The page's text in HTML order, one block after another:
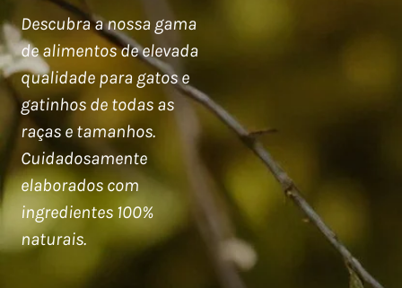
Descubra a nossa gama
de alimentos de elevada
qualidade para gatos e
gatinhos de todas as
raças e tamanhos.
Cuidadosamente
elaborados com
ingredientes 100%
naturais.